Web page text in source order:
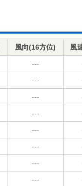
風向(16方位) 風
---
---
---
---
---
---
---
---